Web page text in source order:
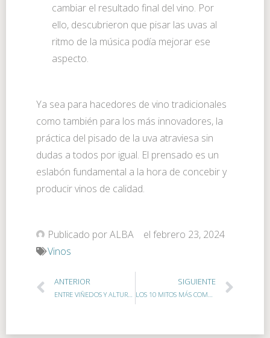
cambiar el resultado final del vino. Por
ello, descubrieron que pisar las uvas al
ritmo de la música podía mejorar ese
aspecto.
Ya sea para hacedores de vino tradicionales
como también para los más innovadores, la
práctica del pisado de la uva atraviesa sin
dudas a todos por igual. El prensado es un
eslabón fundamental a la hora de concebir y
producir vinos de calidad.
Publicado porALBA el febrero 23, 2024
Vinos
ANTERIOR
ENTRE VIÑEDOS Y ALTURAS: UN VIAJE POR EL MALBEC DE MENDOZA
SIGUIENTE
LOS 10 MITOS MÁS COMUNES SOBRE EL MUNDO DEL VINO